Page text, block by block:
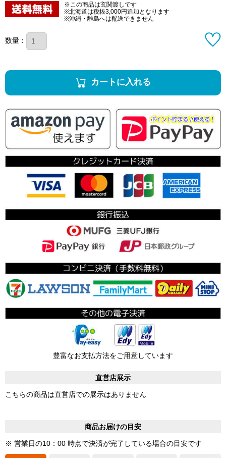
※この商品は玄関渡しです
※北海道は税抜3,000円追加となります
※沖縄・離島へは配送できません
数量：
カートに入れる
豊富なお支払方法をご用意しています
直営店展示
こちらの商品は直営店での展示はありません
商品お届けの目安
※ 営業日の10：00 時点で決済が完了している場合の目安です